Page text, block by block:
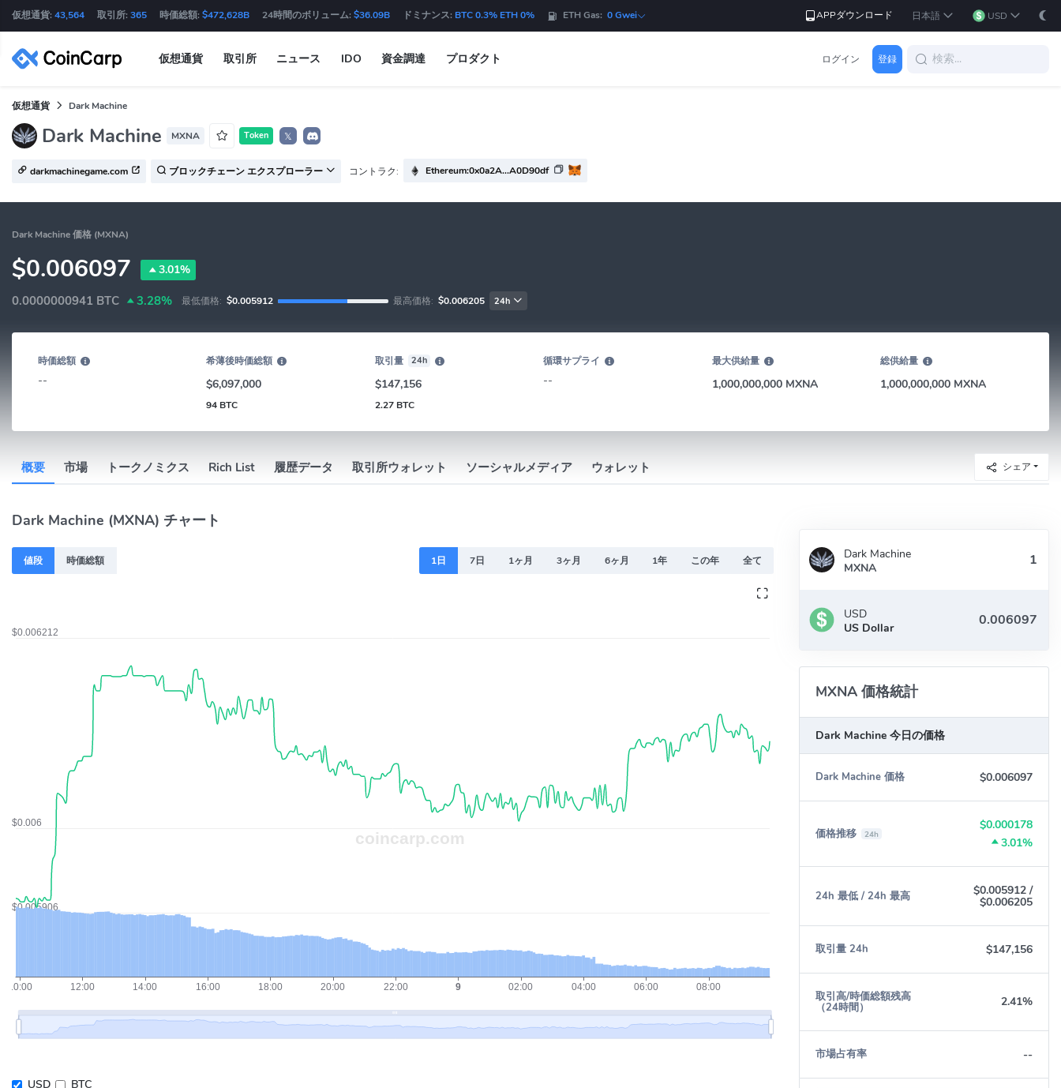
仮想通貨: 43,564 取引所: 365 時価総額: $472,628B 24時間のボリューム: $36.09B ドミナンス: BTC 0.3% ETH 0% ETH Gas: 0 Gwei APPダウンロード 日本語 USD
仮想通貨 取引所 ニュース IDO 資金調達 プロダクト ログイン 登録
仮想通貨 Dark Machine
Dark Machine MXNA Token 𝕏
darkmachinegame.com ブロックチェーン エクスプローラー コントラク: Ethereum:0x0a2A...A0D90df
Dark Machine 価格 (MXNA)
$0.006097 3.01%
0.0000000941 BTC 3.28% 最低価格: $0.005912 最高価格: $0.006205 24h
時価総額
--
希薄後時価総額
$6,097,000
94 BTC
取引量 24h
$147,156
2.27 BTC
循環サプライ
--
最大供給量
1,000,000,000 MXNA
総供給量
1,000,000,000 MXNA
概要 市場 トークノミクス Rich List 履歴データ 取引所ウォレット ソーシャルメディア ウォレット シェア
Dark Machine (MXNA) チャート
値段 時価総額 1日 7日 1ヶ月 3ヶ月 6ヶ月 1年 この年 全て
USD BTC
Dark Machine
MXNA
USD
US Dollar
MXNA 価格統計
Dark Machine 今日の価格
Dark Machine 価格 $0.006097
価格推移 24h
$0.000178
3.01%
24h 最低 / 24h 最高 $0.005912 /
$0.006205
取引量 24h $147,156
取引高/時価総額残高
（24時間） 2.41%
市場占有率 --